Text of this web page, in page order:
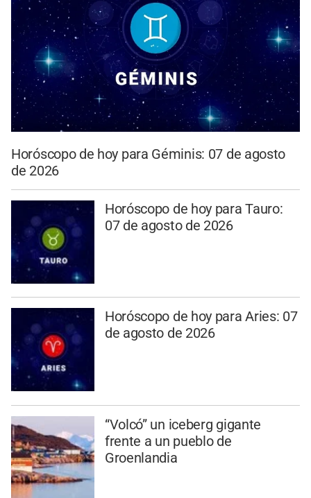
Horóscopo de hoy para Géminis: 07 de agosto
de 2026
Horóscopo de hoy para Tauro:
07 de agosto de 2026
Horóscopo de hoy para Aries: 07
de agosto de 2026
“Volcó” un iceberg gigante
frente a un pueblo de
Groenlandia